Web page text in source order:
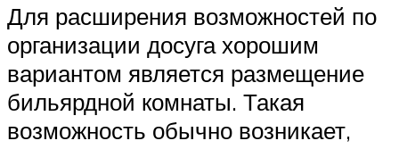
Для расширения возможностей по
организации досуга хорошим
вариантом является размещение
бильярдной комнаты. Такая
возможность обычно возникает,